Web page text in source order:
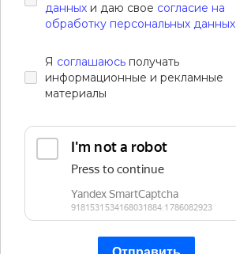
данных и даю свое согласие на
обработку персональных данных
Я соглашаюсь получать
информационные и рекламные
материалы
ТИП CMS
1C-Битрикс